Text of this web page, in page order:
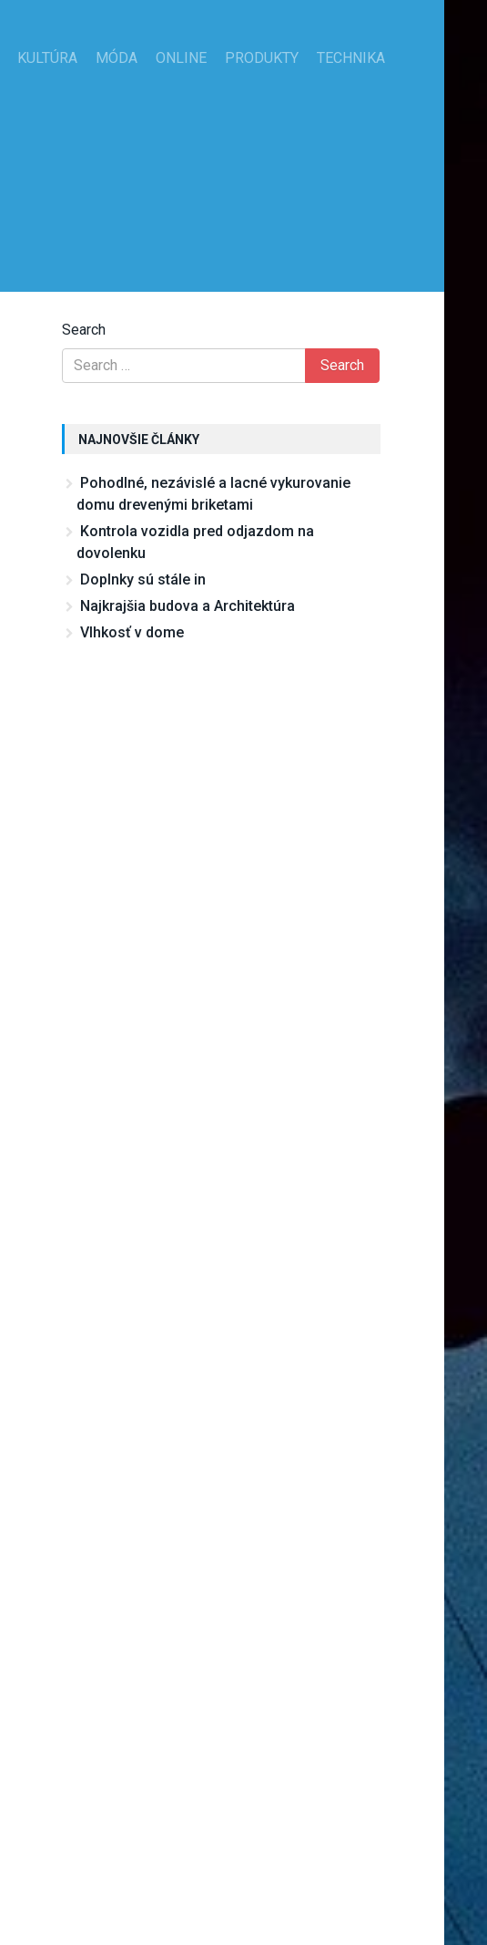
KULTÚRA MÓDA ONLINE PRODUKTY TECHNIKA
Search
NAJNOVŠIE ČLÁNKY
Pohodlné, nezávislé a lacné vykurovanie
domu drevenými briketami
Kontrola vozidla pred odjazdom na
dovolenku
Doplnky sú stále in
Najkrajšia budova a Architektúra
Vlhkosť v dome